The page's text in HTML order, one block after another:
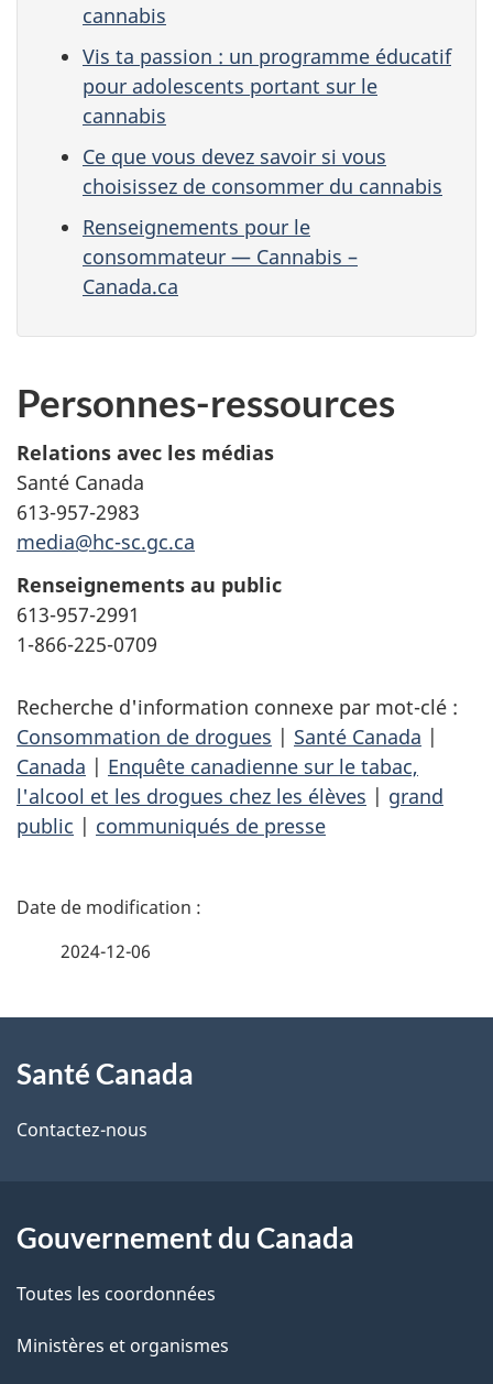
cannabis
Vis ta passion : un programme éducatif
pour adolescents portant sur le
cannabis
Ce que vous devez savoir si vous
choisissez de consommer du cannabis
Renseignements pour le
consommateur — Cannabis –
Canada.ca
Personnes-ressources
Relations avec les médias
Santé Canada
613-957-2983
media@hc-sc.gc.ca
Renseignements au public
613-957-2991
1-866-225-0709
Recherche d'information connexe par mot-clé :
Consommation de drogues | Santé Canada |
Canada | Enquête canadienne sur le tabac,
l'alcool et les drogues chez les élèves | grand
public | communiqués de presse
D
i
l
d
e
2024-12-06
propos
de
site
Santé Canada
Contactez-nous
Gouvernement du Canada
Toutes les coordonnées
Ministères et organismes